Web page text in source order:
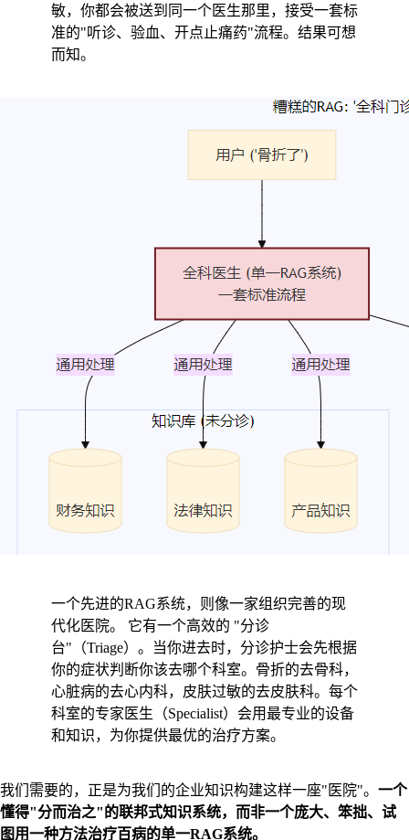
敏，你都会被送到同一个医生那里，接受一套标
准的"听诊、验血、开点止痛药"流程。结果可想
而知。
一个先进的RAG系统，则像一家组织完善的现
代化医院。 它有一个高效的 "分诊
台"（Triage）。当你进去时，分诊护士会先根据
你的症状判断你该去哪个科室。骨折的去骨科，
心脏病的去心内科，皮肤过敏的去皮肤科。每个
科室的专家医生（Specialist）会用最专业的设备
和知识，为你提供最优的治疗方案。
我们需要的，正是为我们的企业知识构建这样一座"医院"。 一个
懂得"分而治之"的联邦式知识系统，而非一个庞大、笨拙、试
图用一种方法治疗百病的单一RAG系统。